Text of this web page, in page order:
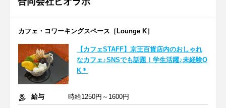
カフェ・コワーキングスペース［Lounge K］
【カフェSTAFF】京王百貨店内のおしゃれ
なカフェ♪SNSでも話題！学生活躍♪未経験O
K＊
給与
時給1250円～1600円